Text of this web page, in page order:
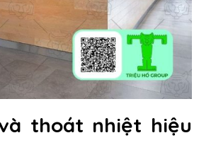
thoát nhiệt hiệu